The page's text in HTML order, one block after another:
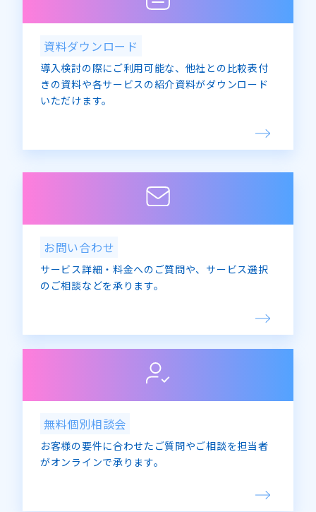
資料ダウンロード
導入検討の際にご利用可能な、他社との比較表付
きの資料や各サービスの紹介資料がダウンロード
いただけます。
お問い合わせ
サービス詳細・料金へのご質問や、サービス選択
のご相談などを承ります。
無料個別相談会
お客様の要件に合わせたご質問やご相談を担当者
がオンラインで承ります。